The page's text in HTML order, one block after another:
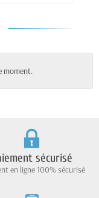
moment.
sécurisé
en ligne 100% sécurisé